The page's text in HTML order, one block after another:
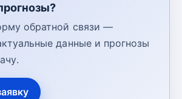
обратной связи —
данные и прогнозы